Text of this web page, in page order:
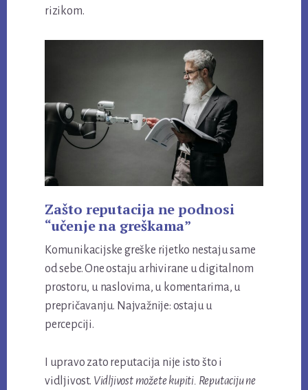
rizikom.
Zašto reputacija ne podnosi
“učenje na greškama”
Komunikacijske greške rijetko nestaju same
od sebe. One ostaju arhivirane u digitalnom
prostoru, u naslovima, u komentarima, u
prepričavanju. Najvažnije: ostaju u
percepciji.
I upravo zato reputacija nije isto što i
vidljivost. Vidljivost možete kupiti. Reputaciju ne